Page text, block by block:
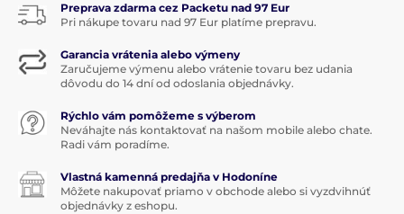
Preprava zdarma cez Packetu nad 97 Eur
Pri nákupe tovaru nad 97 Eur platíme prepravu.
Garancia vrátenia alebo výmeny
Zaručujeme výmenu alebo vrátenie tovaru bez udania
dôvodu do 14 dní od odoslania objednávky.
Rýchlo vám pomôžeme s výberom
Neváhajte nás kontaktovať na našom mobile alebo chate.
Radi vám poradíme.
Vlastná kamenná predajňa v Hodoníne
Môžete nakupovať priamo v obchode alebo si vyzdvihnúť
objednávky z eshopu.